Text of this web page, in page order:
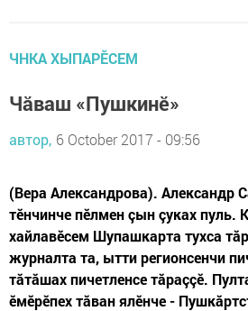
ЧНКА ХЫПАРӖСЕМ
Чăваш «Пушкинӗ»
автор, 6 October 2017 - 09:56
(Вера Александрова). Александр
тӗнчинче пӗлмен çын çуках пуль.
хайлавӗсем Шупашкарта тухса
журналта та, ытти регионсенчи
тăтăшах пичетленсе тăраççӗ.
ӗмӗрӗпех тăван ялӗнче -